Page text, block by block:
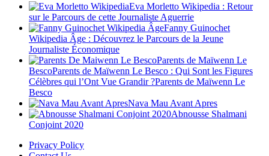
Eva Morletto Wikipedia : Retour
sur le Parcours de cette Journaliste Aguerrie
Fanny Guinochet
Wikipedia Âge : Découvrez le Parcours de la Jeune
Journaliste Économique
Parents de Maïwenn Le
BescoParents de Maïwenn Le Besco : Qui Sont les Figures
Célèbres qui l’Ont Vue Grandir ?Parents de Maïwenn Le
Besco
Nava Mau Avant Apres
Abnousse Shalmani
Conjoint 2020
Privacy Policy